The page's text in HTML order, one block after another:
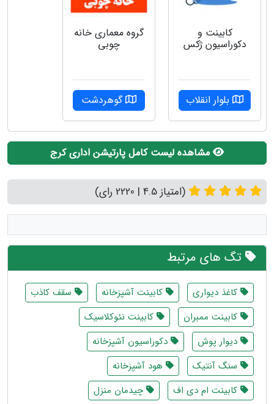
کابینت و
دکوراسیون ژکس
بلوار انقلاب
گروه‌ معماری خانه
چوبی
گوهردشت
مشاهده لیست کامل پارتیشن اداری کرج
(امتیاز 4.5 | 2220 رای)
تگ های مرتبط
کاغذ دیواری کابینت آشپزخانه
سقف کاذب
کابینت ممبران
کابینت نئوکلاسیک
دیوار پوش
دکوراسیون آشپزخانه
سنگ آنتیک
هود آشپزخانه
کابینت ام دی اف
چیدمان منزل